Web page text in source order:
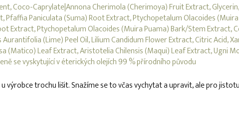
Coco-Caprylate|Annona Cherimola (Cherimoya) Fruit Extract,
Paniculata (Suma) Root Extract, Ptychopetalum Olacoides
Extract, Ptychopetalum Olacoides (Muira Puama) Bark/Stem
(Lime) Peel Oil, Lilium Candidum Flower Extract, Citric
(Matico) Leaf Extract, Aristotelia Chilensis (Maqui) Leaf Extract, Ugni
se vyskytující v éterických olejích 99 % přírodního původu
výrobce trochu lišit. Snažíme se to včas vychytat a upravit, ale pro